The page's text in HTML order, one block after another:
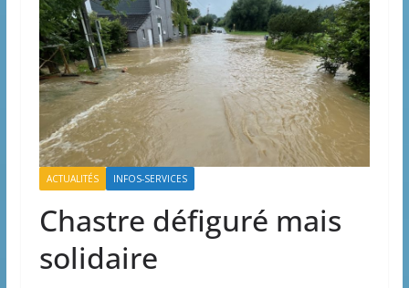
ACTUALITÉS INFOS-SERVICES
Chastre défiguré mais
solidaire